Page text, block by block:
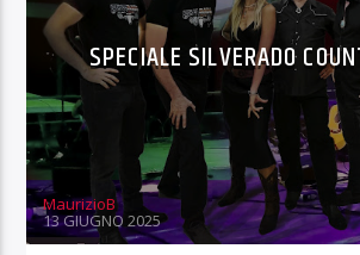
SPECIALE SILVERADO
MaurizioB
13 GIUGNO 2025